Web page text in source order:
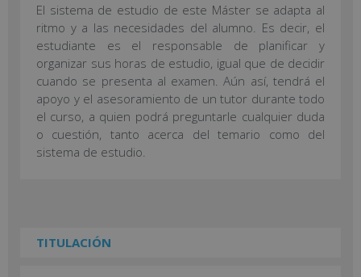
El sistema de estudio de este Máster se adapta al
ritmo y a las necesidades del alumno. Es decir, el
estudiante es el responsable de planificar y
organizar sus horas de estudio, igual que de decidir
cuando se presenta al examen. Aún así, tendrá el
apoyo y el asesoramiento de un tutor durante todo
el curso, a quien podrá preguntarle cualquier duda
o cuestión, tanto acerca del temario como del
sistema de estudio.
TITULACIÓN